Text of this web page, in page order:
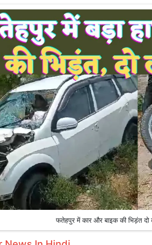
फतेहपुर में कार और बाइक की भिड़ंत